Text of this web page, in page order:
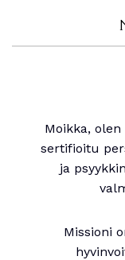
Moikka,
sertifioitu
ja
Missioni